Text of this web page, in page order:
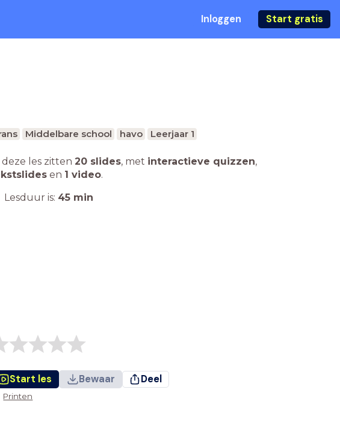
Inloggen Start gratis
Middelbare school havo Leerjaar 1
deze les zitten 20 slides, met interactieve quizzen,
en 1 video.
Lesduur is: 45 min
Start les Bewaar Deel
Printen